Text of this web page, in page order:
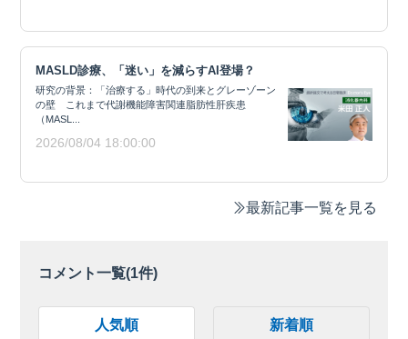
MASLD診療、「迷い」を減らすAI登場？
研究の背景：「治療する」時代の到来とグレーゾーン
の壁 これまで代謝機能障害関連脂肪性肝疾患
（MASL...
2026/08/04 18:00:00
最新記事一覧を見る
コメント一覧(1件)
人気順 新着順